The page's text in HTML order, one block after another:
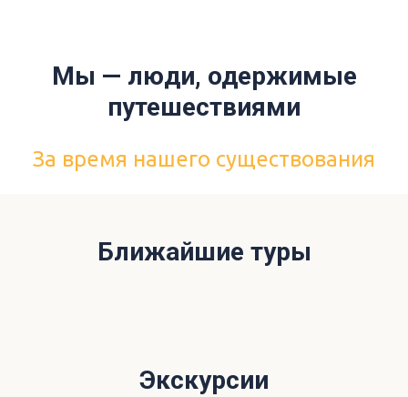
Мы — люди, одержимые
путешествиями
За время нашего существования
Ближайшие туры
Экскурсии